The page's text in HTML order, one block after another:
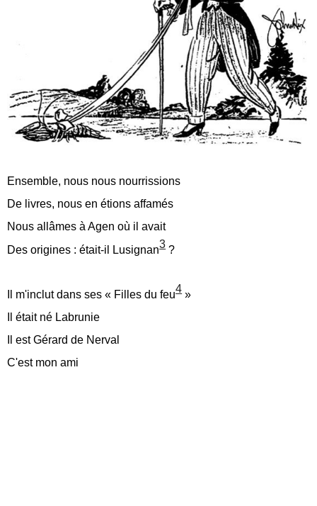
Ensemble, nous nous nourrissions
De livres, nous en étions affamés
Nous allâmes à Agen où il avait
Des origines : était-il Lusignan3?
Il m'inclut dans ses « Filles du feu4»
Il était né Labrunie
Il est Gérard de Nerval
C'est mon ami